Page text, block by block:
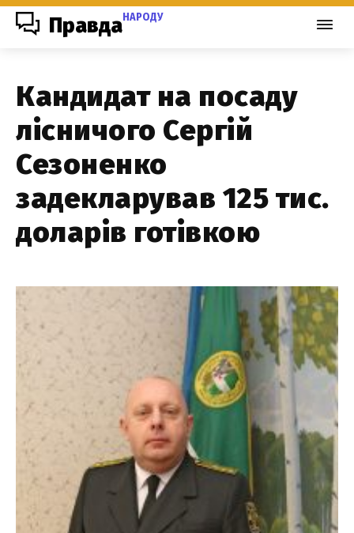
ПравдаНАРОДУ
Кандидат на посаду
лісничого Сергій
Сезоненко
задекларував 125 тис.
доларів готівкою